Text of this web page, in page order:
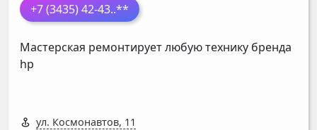
+7 (3435) 42-43..**
Мастерская ремонтирует любую технику бренда
hp
ул. Космонавтов, 11